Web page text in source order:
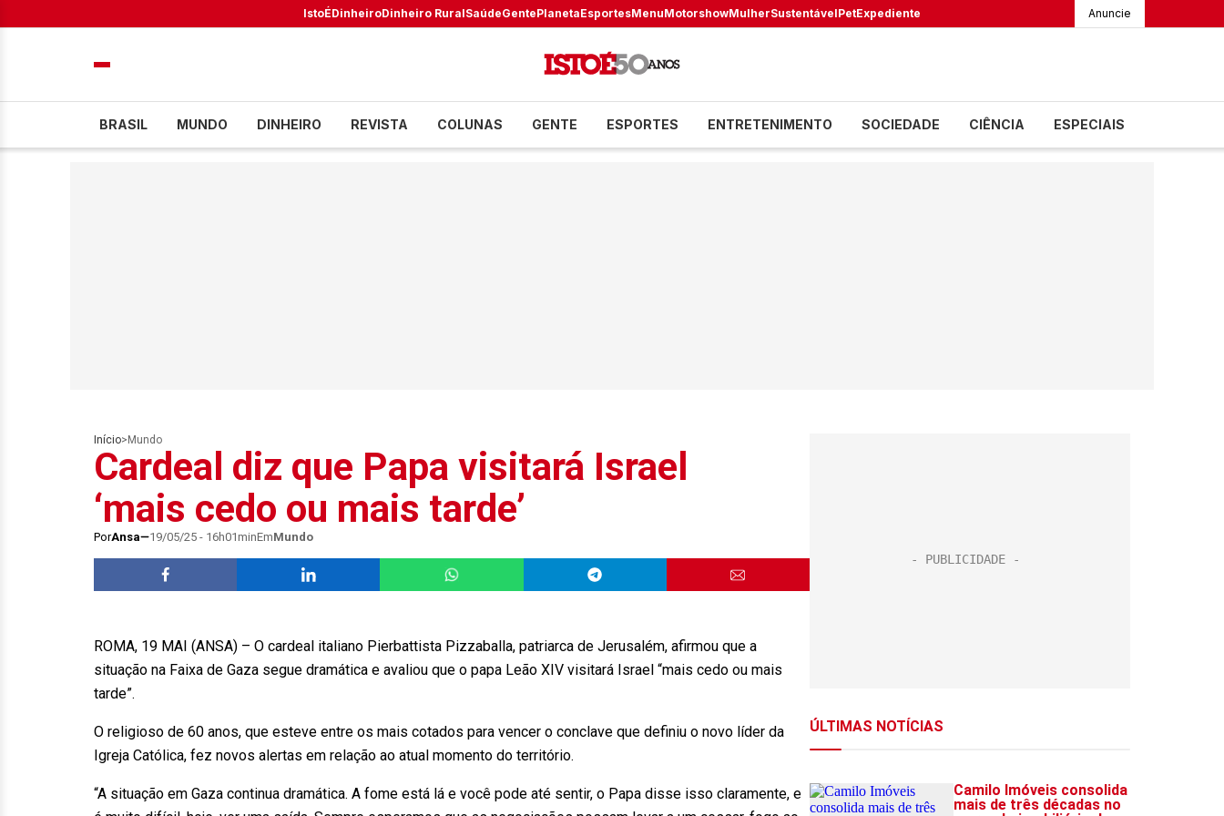
IstoÉDinheiroDinheiro RuralSaúdeGentePlanetaEsportesMenuMotorshowMulherSustentávelPetExpediente Anuncie
BRASIL MUNDO DINHEIRO REVISTA COLUNAS GENTE ESPORTES ENTRETENIMENTO SOCIEDADE CIÊNCIA ESPECIAIS
Início> Mundo
Cardeal diz que Papa visitará Israel
‘mais cedo ou mais tarde’
PorAnsa 19/05/25 - 16h01minEmMundo
ROMA, 19 MAI (ANSA) – O cardeal italiano Pierbattista Pizzaballa, patriarca de Jerusalém, afirmou que a
situação na Faixa de Gaza segue dramática e avaliou que o papa Leão XIV visitará Israel “mais cedo ou mais
tarde”.
O religioso de 60 anos, que esteve entre os mais cotados para vencer o conclave que definiu o novo líder da
Igreja Católica, fez novos alertas em relação ao atual momento do território.
“A situação em Gaza continua dramática. A fome está lá e você pode até sentir, o Papa disse isso claramente, e